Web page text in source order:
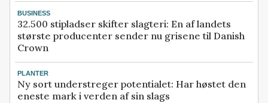
BUSINESS
32.500 stipladser skifter slagteri: En af landets
største producenter sender nu grisene til Danish
Crown
PLANTER
Ny sort understreger potentialet: Har høstet den
eneste mark i verden af sin slags